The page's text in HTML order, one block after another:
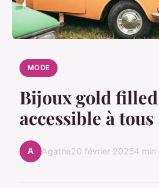
MODE
Bijoux gold
accessible à tous
A Agathe20 février 20254 min